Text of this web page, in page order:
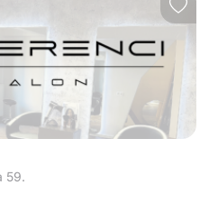
59.